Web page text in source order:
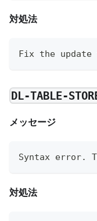
対処法
Fix the
DL-TABLE-
メッセージ
Syntax error.
対処法